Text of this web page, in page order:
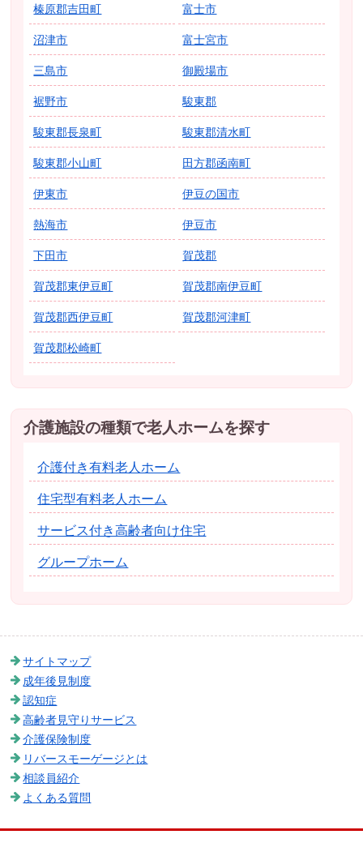
榛原郡吉田町 富士市
沼津市 富士宮市
三島市 御殿場市
裾野市 駿東郡
駿東郡長泉町 駿東郡清水町
駿東郡小山町 田方郡函南町
伊東市 伊豆の国市
熱海市 伊豆市
下田市 賀茂郡
賀茂郡東伊豆町 賀茂郡南伊豆町
賀茂郡西伊豆町 賀茂郡河津町
賀茂郡松崎町
介護施設の種類で老人ホームを探す
介護付き有料老人ホーム
住宅型有料老人ホーム
サービス付き高齢者向け住宅
グループホーム
サイトマップ
成年後見制度
認知症
高齢者見守りサービス
介護保険制度
リバースモーゲージとは
相談員紹介
よくある質問